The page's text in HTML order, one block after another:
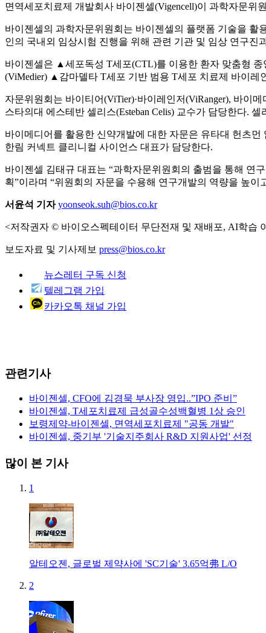
면역세포치료제 개발회사 바이젠셀(Vigencell)이 과학자문위
바이젠셀의 과학자문위원회는 바이젠셀의 플랫폼 기술을
인의 국내외 임상시험 진행을 위해 관련 기관 및 임상 연구진
바이젠셀은 ▲세포독성 T세포(CTL)를 이용한 환자 맞춤형
(ViMedier) ▲감마델타 T세포 기반 범용 T세포 치료제 바이레
자문위원회는 바이티어(ViTier)·바이레인저(ViRanger), 바이
스타의대 에스테반 셀리스(Esteban Celis) 교수가 담당한다.
바이메디어를 활용한 신약개발에 대한 자문은 유타대 헌츠먼
한림 커넥트 클리니컬 사이언스 대표가 담당한다.
바이젠셀 김태규 대표는 “과학자문위원회의 출범을 통해 연
획”이라며 “위원회의 자문을 수용해 연구개발의 역량을 높
서윤석 기자 yoonseok.suh@bios.co.kr
<저작권자 © 바이오스펙테이터 무단전재 및 재배포, AI학습
보도자료 및 기사제보 press@bios.co.kr
뉴스레터 구독 신청
텔레그램 가입
카카오톡 채널 가입
관련기사
바이젠셀, CFO에 김경묵 부사장 영입..”IPO 준비”
바이젠셀, T세포치료제 급성골수성백혈병 1상 승인
보령제약-바이젠셀, 면역세포치료제 "공동 개발"
바이젠셀, 중기부 '기술지주회사 R&D 지원사업' 선정
많이 본 기사
1
알테오젠, 글로벌 제약사에 'SC기술' 3.65억弗 L/O
2